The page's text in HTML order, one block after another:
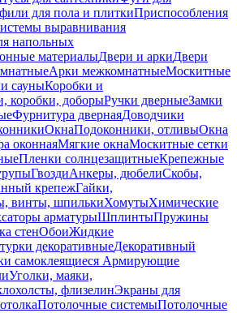
для пола и плиткиПриспособления
выравнивания
напольных
материалыДвери и аркиДвери
Арки межкомнатныеМоскитные
сауныКоробки и
коробки, доборыРучки дверныеЗамки
Фурнитура двернаяДоводчики
ОкнаПодоконники, отливыОкна
оконнаяМягкие окнаМоскитные сетки
Пленки солнцезащитныеКрепежные
ГвоздиАнкеры, дюбелиСкобы,
крепежГайки,
винты, шпилькиХомутыХимические
арматурыШплинтыПружины
стенОбоиЖидкие
декоративныеДекоративный
самоклеящиеся Армирующие
Уголки, маяки,
флизелинЭкраны для
Потолочные системыПотолочные